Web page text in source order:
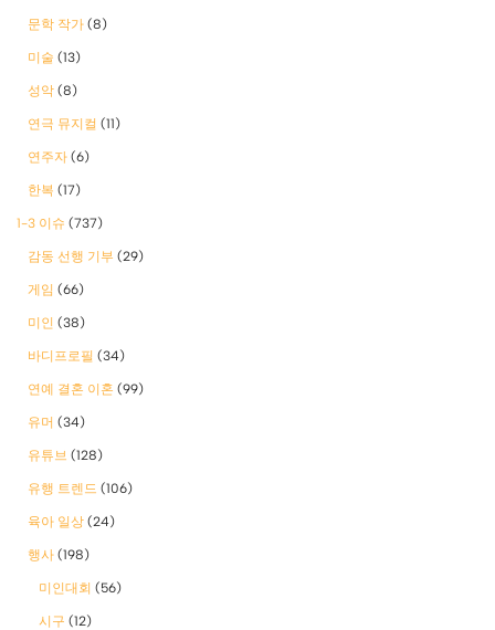
문학 작가 (8)
미술 (13)
성악 (8)
연극 뮤지컬 (11)
연주자 (6)
한복 (17)
1-3 이슈 (737)
감동 선행 기부 (29)
게임 (66)
미인 (38)
바디프로필 (34)
연예 결혼 이혼 (99)
유머 (34)
유튜브 (128)
유행 트렌드 (106)
육아 일상 (24)
행사 (198)
미인대회 (56)
시구 (12)